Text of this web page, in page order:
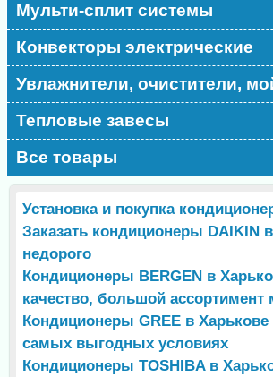
Мульти-сплит системы
Конвекторы электрические
Увлажнители, очистители,
Тепловые завесы
Все товары
Установка и покупка
Заказать кондиционеры DAIKIN
недорого
Кондиционеры BERGEN в
качество, большой ассортимент
Кондиционеры GREE в
самых выгодных условиях
Кондиционеры TOSHIBA в